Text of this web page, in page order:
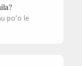
poʻo le